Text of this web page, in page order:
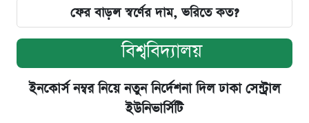
ফের বাড়ল স্বর্ণের দাম, ভরিতে কত?
বিশ্ববিদ্যালয়
ইনকোর্স নম্বর নিয়ে নতুন নির্দেশনা দিল ঢাকা সেন্ট্রাল
ইউনিভার্সিটি